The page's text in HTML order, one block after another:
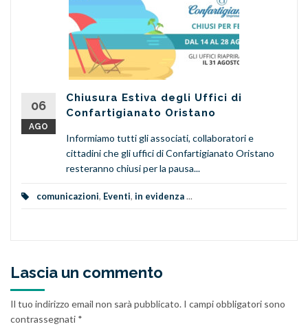
06
AGO
Chiusura Estiva degli Uffici di
Confartigianato Oristano
Informiamo tutti gli associati, collaboratori e
cittadini che gli uffici di Confartigianato Oristano
resteranno chiusi per la pausa...
comunicazioni, Eventi, in evidenza...
Lascia un commento
Il tuo indirizzo email non sarà pubblicato. I campi obbligatori sono
contrassegnati *